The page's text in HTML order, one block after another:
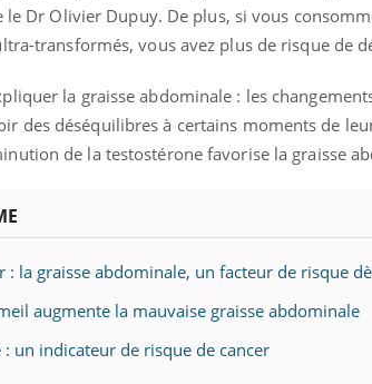
le Dr Olivier Dupuy. De plus, si vous
transformés, vous avez plus de risque de
la graisse abdominale : les
des déséquilibres à certains moments de
de la testostérone favorise la graisse
: la graisse abdominale, un facteur de risque
augmente la mauvaise graisse abdominale
un indicateur de risque de cancer